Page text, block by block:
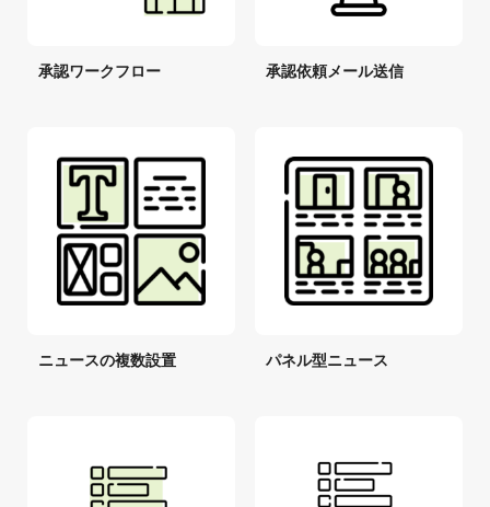
承認ワークフロー 承認依頼メール送信
ニュースの複数設置 パネル型ニュース